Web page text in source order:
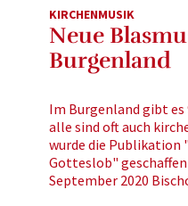
KIRCHENMUSIK
Neue
Burgenland
Im Burgenland gibt
alle sind oft auch
wurde die Publikation
Gotteslob" geschaffen
September 2020